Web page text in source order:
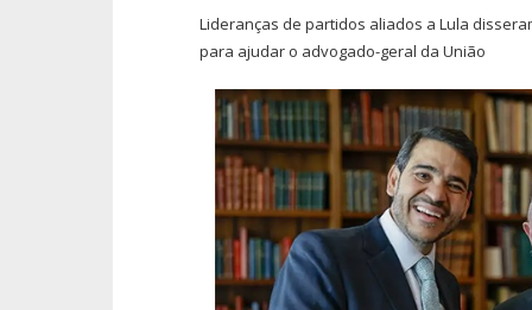
Lideranças de partidos aliados a Lula
para ajudar o advogado-geral da União